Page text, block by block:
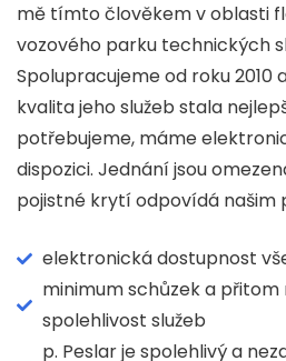
mě tímto člověkem v oblasti
vozového parku technických
Spolupracujeme od roku 2010
kvalita jeho služeb stala
potřebujeme, máme
dispozici. Jednání jsou
pojistné krytí odpovídá našim
elektronická dostupnost
minimum schůzek a přitom
spolehlivost služeb
p. Peslar je spolehlivý a